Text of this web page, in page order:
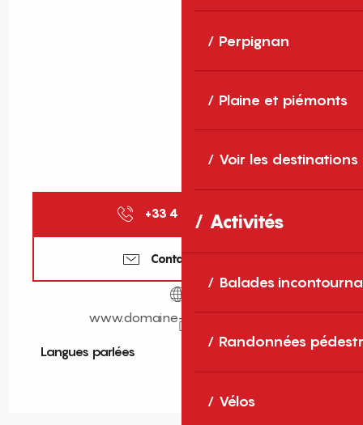
Perpignan
Plaine et piémonts
Voir les destinations
Activités
Balades
Randonnées
Vélos
+33 4 68 22 17 ▒▒
Contactez-nous
www.domaine-sol-payre.com
Langues parlées
Langues parlées